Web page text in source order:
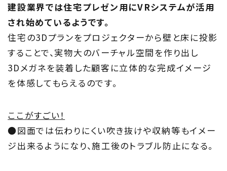
じゅうmado
住宅相談窓口 じゅうmado
建設業界では住宅プレゼン用にVRシステムが活用
され始めているようです。
住宅の3Dプランをプロジェクターから壁と床に投影
することで、実物大のバーチャル空間を作り出し
3Dメガネを装着した顧客に立体的な完成イメージ
を体感してもらえるのです。
ここがすごい！
●図面では伝わりにくい吹き抜けや収納等もイメー
ジ出来るようになり、施工後のトラブル防止になる。